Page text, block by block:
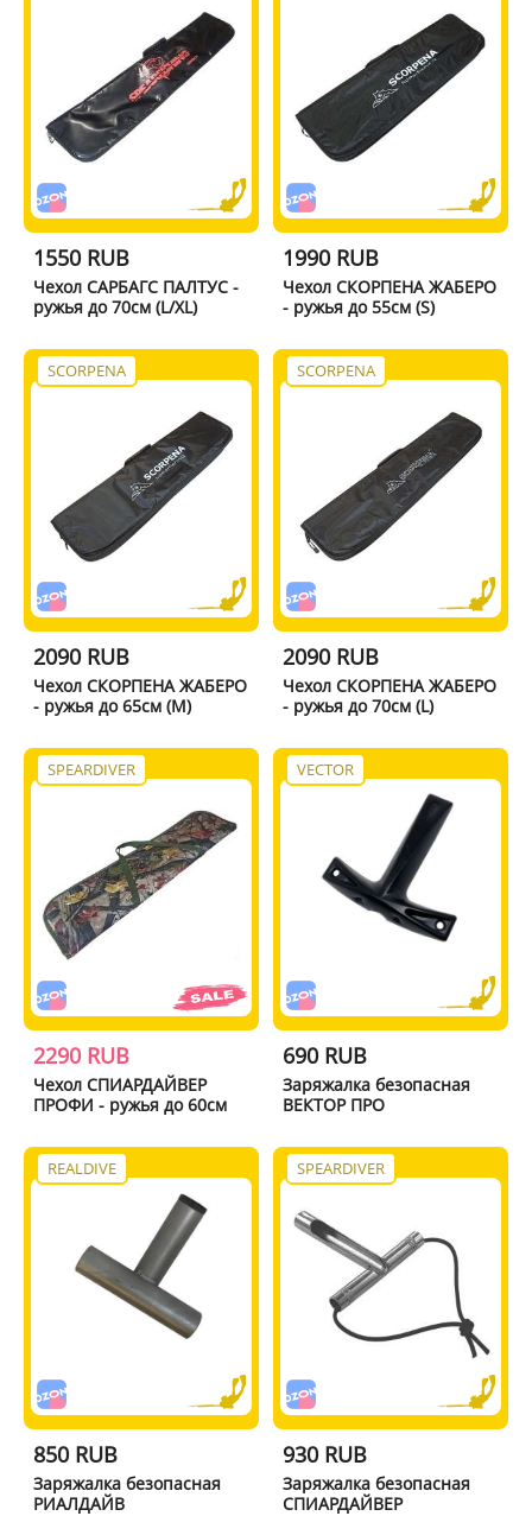
1550 RUB
Чехол САРБАГС ПАЛТУС -
ружья до 70см (L/XL)
1990 RUB
Чехол СКОРПЕНА ЖАБЕРО
- ружья до 55см (S)
SCORPENA
2090 RUB
Чехол СКОРПЕНА ЖАБЕРО
- ружья до 65см (M)
SCORPENA
2090 RUB
Чехол СКОРПЕНА ЖАБЕРО
- ружья до 70см (L)
SPEARDIVER
2290 RUB
Чехол СПИАРДАЙВЕР
ПРОФИ - ружья до 60см
VECTOR
690 RUB
Заряжалка безопасная
ВЕКТОР ПРО
REALDIVE
850 RUB
Заряжалка безопасная
РИАЛДАЙВ
SPEARDIVER
930 RUB
Заряжалка безопасная
СПИАРДАЙВЕР